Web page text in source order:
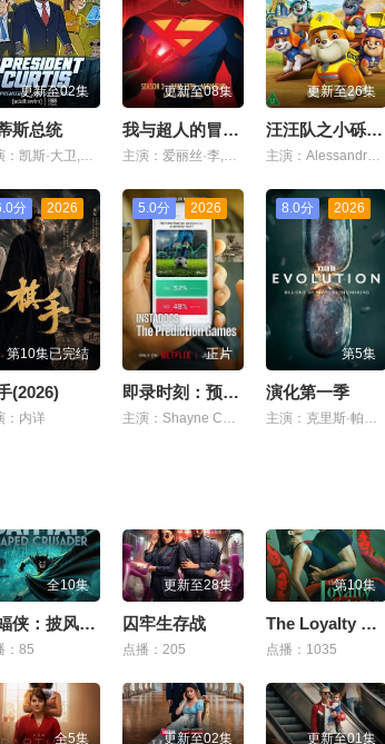
更新至02集
斯总统
更新至08集
我与超人的冒险 第三季
更新至26集
汪汪队之小砾与工程家族 第三季
主演：Alessandro,Pugiotto,Leslie,Adlam,拉克斯顿·汉斯贝克
分 2026
第10集已完结
(2026)
：内详
5.0分 2026
正片
即录时刻：预录游戏
8.0分 2026
第5集
演化第一季
全10集
蝙蝠侠：披风战士 第二季
：85
更新至28集
囚牢生存战
点播：205
第10集
The Loyalty Game
点播：1035
全5集 更新至02集 更新至01集